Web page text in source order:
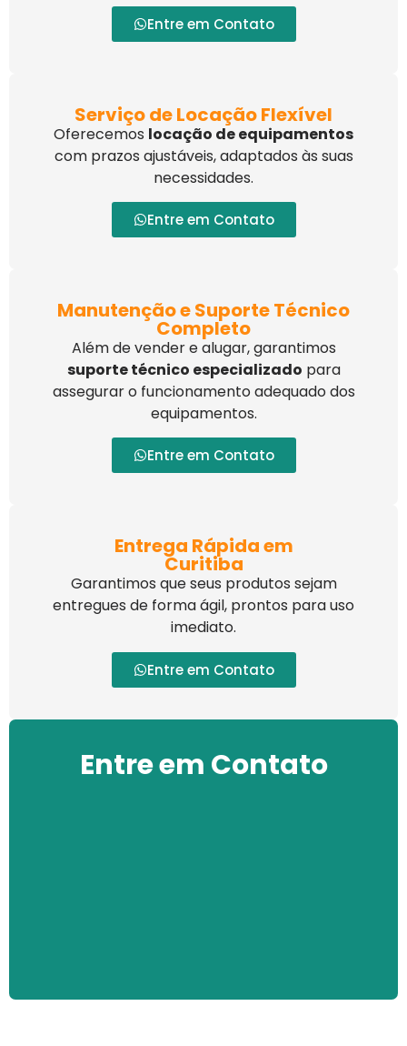
Entre em Contato
Serviço de Locação Flexível
Oferecemos locação de equipamentos
com prazos ajustáveis, adaptados às suas
necessidades.
Entre em Contato
Manutenção e Suporte Técnico
Completo
Além de vender e alugar, garantimos
suporte técnico especializado para
assegurar o funcionamento adequado dos
equipamentos.
Entre em Contato
Entrega Rápida em
Curitiba
Garantimos que seus produtos sejam
entregues de forma ágil, prontos para uso
imediato.
Entre em Contato
Entre em Contato